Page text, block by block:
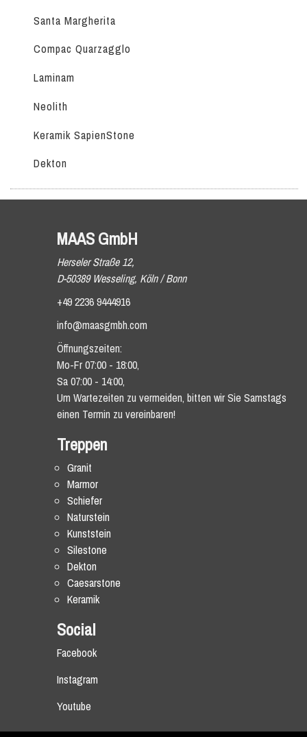
Santa Margherita
Compac Quarzagglo
Laminam
Neolith
Keramik SapienStone
Dekton
MAAS GmbH
Herseler Straße 12,
D-50389 Wesseling, Köln / Bonn
+49 2236 9444916
info@maasgmbh.com
Öffnungszeiten:
Mo-Fr 07:00 - 18:00,
Sa 07:00 - 14:00,
Um Wartezeiten zu vermeiden, bitten wir Sie Samstags
einen Termin zu vereinbaren!
Treppen
Granit
Marmor
Schiefer
Naturstein
Kunststein
Silestone
Dekton
Caesarstone
Keramik
Social
Facebook
Instagram
Youtube